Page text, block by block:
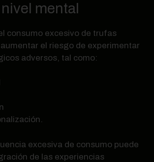
mental
consumo excesivo de trufas
el riesgo de experimentar
adversos, tal como:
excesiva de consumo puede
de las experiencias